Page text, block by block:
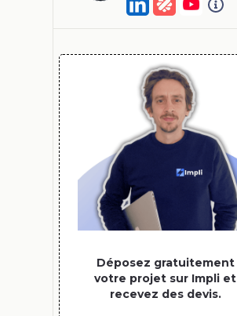
Déposez gratuitement
votre projet sur Impli et
recevez des devis.